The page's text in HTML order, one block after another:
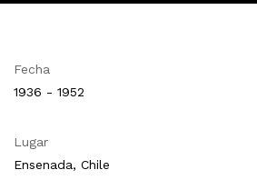
Fecha
1936 - 1952
Lugar
Ensenada, Chile